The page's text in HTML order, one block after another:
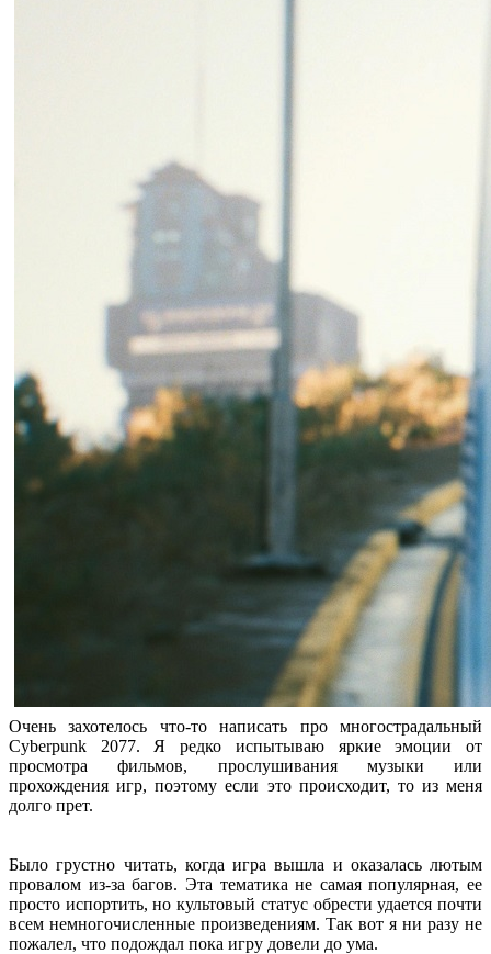
Очень захотелось что-то написать про многострадальный
Cyberpunk 2077. Я редко испытываю яркие эмоции от
просмотра фильмов, прослушивания музыки или
прохождения игр, поэтому если это происходит, то из меня
долго прет.
Было грустно читать, когда игра вышла и оказалась лютым
провалом из-за багов. Эта тематика не самая популярная, ее
просто испортить, но культовый статус обрести удается почти
всем немногочисленные произведениям. Так вот я ни разу не
пожалел, что подождал пока игру довели до ума.